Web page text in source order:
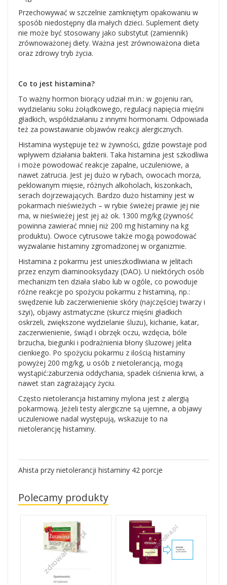
Przechowywać w szczelnie zamkniętym opakowaniu w
sposób niedostępny dla małych dzieci. Suplement diety
nie może być stosowany jako substytut (zamiennik)
zrównoważonej diety. Ważna jest zrównoważona dieta
oraz zdrowy tryb życia.
Co to jest histamina?
To ważny hormon biorący udział m.in.: w gojeniu ran,
wydzielaniu soku żołądkowego, regulacji napięcia mięśni
gładkich, współdziałaniu z innymi hormonami. Odpowiada
też za powstawanie objawów reakcji alergicznych.
Histamina występuje też w żywności, gdzie powstaje pod
wpływem działania bakterii. Taka histamina jest szkodliwa
i może powodować reakcje zapalne, uczuleniowe, a
nawet zatrucia. Jest jej dużo w rybach, owocach morza,
peklowanym mięsie, różnych alkoholach, kiszonkach,
serach dojrzewających. Bardzo dużo histaminy jest w
pokarmach nieświeżych – w rybie świeżej prawie jej nie
ma, w nieświeżej jest jej aż ok. 1300 mg/kg (żywność
powinna zawierać mniej niż 200 mg histaminy na kg
produktu). Owoce cytrusowe także mogą powodować
wyzwalanie histaminy zgromadzonej w organizmie.
Histamina z pokarmu jest unieszkodliwiana w jelitach
przez enzym diaminooksydazy (DAO). U niektórych osób
mechanizm ten działa słabo lub w ogóle, co powoduje
różne reakcje po spożyciu pokarmu z histaminą, np.:
swędzenie lub zaczerwienienie skóry (najczęściej twarzy i
szyi), objawy astmatyczne (skurcz mięśni gładkich
oskrzeli, zwiększone wydzielanie śluzu), kichanie, katar,
zaczerwienienie, świąd i obrzęk oczu, wzdęcia, bóle
brzucha, biegunki i podrażnienia błony śluzowej jelita
cienkiego. Po spożyciu pokarmu z ilością histaminy
powyżej 200 mg/kg, u osób z nietolerancją, mogą
wystąpić:zaburzenia oddychania, spadek ciśnienia krwi, a
nawet stan zagrażający życiu.
Często nietolerancja histaminy mylona jest z alergią
pokarmową. Jeżeli testy alergiczne są ujemne, a objawy
uczuleniowe nadal występują, wskazuje to na
nietolerancję histaminy.
Ahista przy nietolerancji histaminy 42 porcje
Polecamy produkty